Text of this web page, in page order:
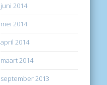
juni 2014
mei 2014
april 2014
maart 2014
september 2013